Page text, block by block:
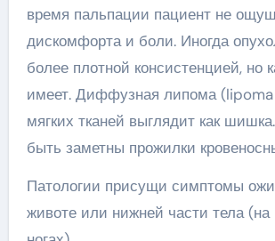
время пальпации пациент не
дискомфорта и боли. Иногда
более плотной консистенцией, но
имеет. Диффузная липома
мягких тканей выглядит как
быть заметны прожилки
Патологии присущи симптомы
животе или нижней части тела